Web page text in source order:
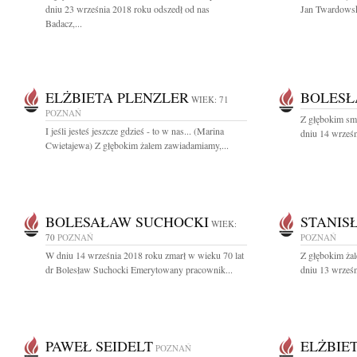
dniu 23 września 2018 roku odszedł od nas
Badacz,...
Jan
ELŻBIETA PLENZLER WIEK: 71
POZNAŃ
I jeśli jesteś jeszcze gdzieś - to w nas... (Marina
Cwietajewa) Z głębokim żalem zawiadamiamy,...
Z głębokim
dniu 14
BOLESAŁAW SUCHOCKI WIEK:
70 POZNAŃ
W dniu 14 września 2018 roku zmarł w wieku 70 lat
dr Bolesław Suchocki Emerytowany pracownik...
POZNAŃ
Z głębokim
dniu 13
PAWEŁ SEIDELT POZNAŃ